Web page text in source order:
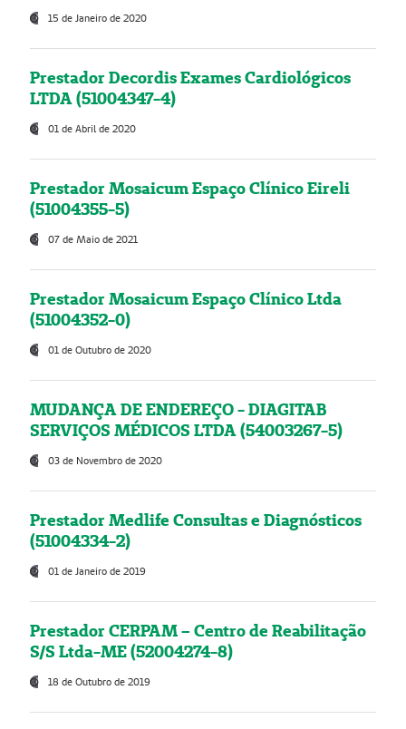
15 de Janeiro de 2020
Prestador Decordis Exames Cardiológicos
LTDA (51004347-4)
01 de Abril de 2020
Prestador Mosaicum Espaço Clínico Eireli
(51004355-5)
07 de Maio de 2021
Prestador Mosaicum Espaço Clínico Ltda
(51004352-0)
01 de Outubro de 2020
MUDANÇA DE ENDEREÇO - DIAGITAB
SERVIÇOS MÉDICOS LTDA (54003267-5)
03 de Novembro de 2020
Prestador Medlife Consultas e Diagnósticos
(51004334-2)
01 de Janeiro de 2019
Prestador CERPAM – Centro de Reabilitação
S/S Ltda-ME (52004274-8)
18 de Outubro de 2019